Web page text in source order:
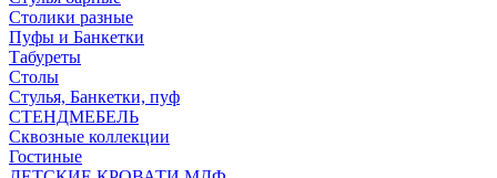
Столики разные
Пуфы и Банкетки
Табуреты
Столы
Стулья, Банкетки, пуф
СТЕНДМЕБЕЛЬ
Сквозные коллекции
Гостиные